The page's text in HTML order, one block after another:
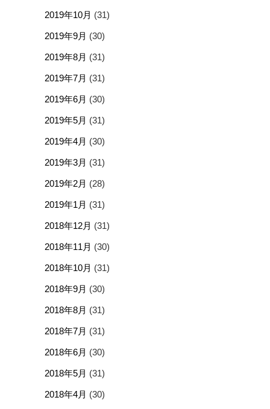
2019年10月 (31)
2019年9月 (30)
2019年8月 (31)
2019年7月 (31)
2019年6月 (30)
2019年5月 (31)
2019年4月 (30)
2019年3月 (31)
2019年2月 (28)
2019年1月 (31)
2018年12月 (31)
2018年11月 (30)
2018年10月 (31)
2018年9月 (30)
2018年8月 (31)
2018年7月 (31)
2018年6月 (30)
2018年5月 (31)
2018年4月 (30)